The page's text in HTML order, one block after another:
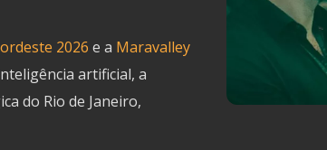
2026 e a Maravalley
artificial, a
do Rio de Janeiro,